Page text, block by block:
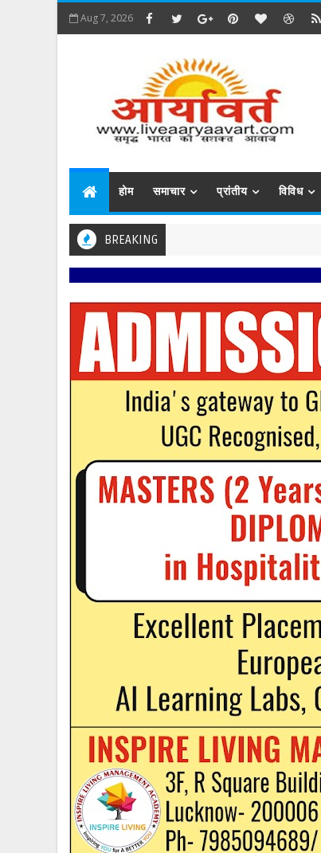
Aug 7, 2026
होम समाचार प्रांतीय विविध
BREAKING